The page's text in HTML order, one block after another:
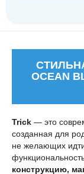
OCEAN
Trick — это
созданная для
не желающих
конструкцию,